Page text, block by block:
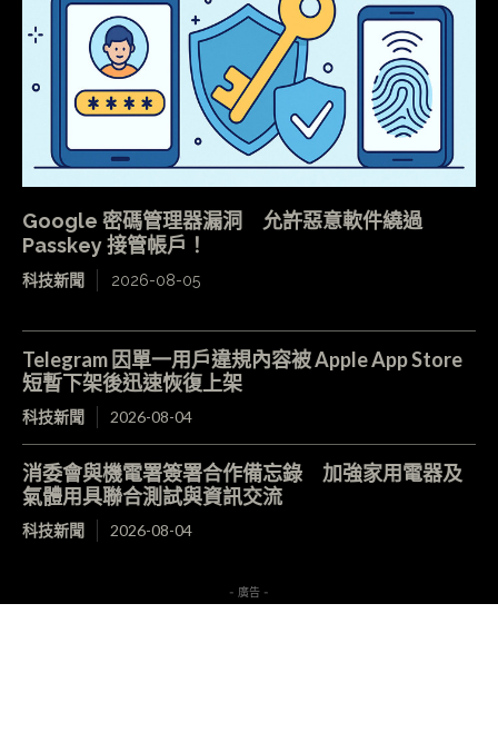
Google 密碼管理器漏洞 允許惡意軟件繞過
Passkey 接管帳戶！
科技新聞 2026-08-05
Telegram 因單一用戶違規內容被 Apple App Store
短暫下架後迅速恢復上架
科技新聞 2026-08-04
消委會與機電署簽署合作備忘錄 加強家用電器及
氣體用具聯合測試與資訊交流
科技新聞 2026-08-04
- 廣告 -